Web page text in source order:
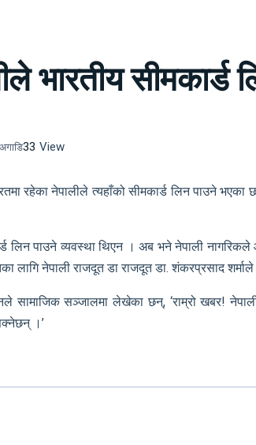
भारतीय सीमकार्ड
33 View
रहेका नेपालीले त्यहाँको सीमकार्ड लिन पाउने
लिन पाउने व्यवस्था थिएन । अब भने नेपाली नागरिकले
लागि नेपाली राजदूत डा राजदूत डा. शंकरप्रसाद
सामाजिक सञ्जालमा लेखेका छन्, ‘राम्रो खबर!
।’